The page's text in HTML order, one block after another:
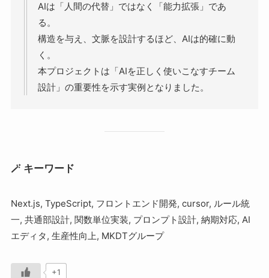
AIは「人間の代替」ではなく「能力拡張」であ
る。
構造を与え、文脈を設計するほど、AIは的確に動
く。
本プロジェクトは「AIを正しく使いこなすチーム
設計」の重要性を示す実例となりました。
🪄 キーワード
Next.js, TypeScript, フロントエンド開発, cursor, ルール統
一, 共通部設計, 関数単位実装, プロンプト設計, 納期対応, AI
エディタ, 生産性向上, MKDTグループ
+1